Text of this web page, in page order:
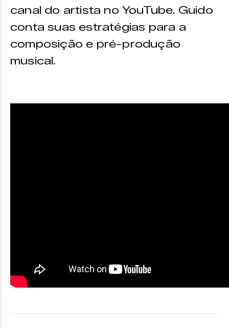
canal do artista no YouTube. Guido
conta suas estratégias para a
composição e pré-produção
musical.